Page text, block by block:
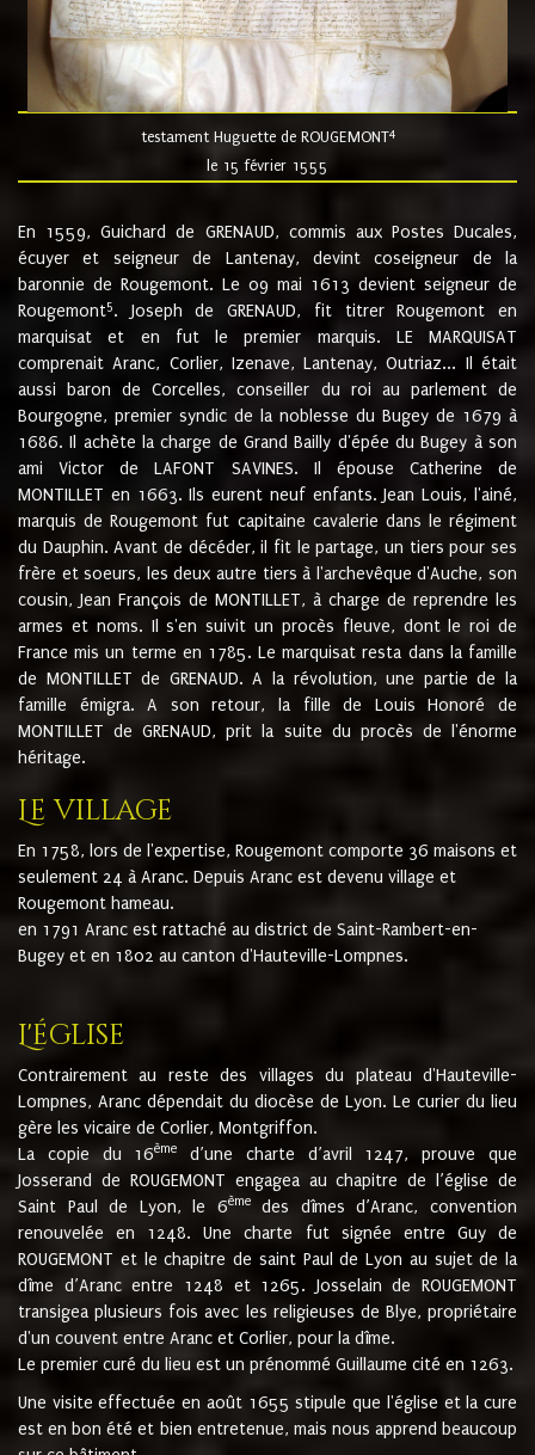
testament Huguette de ROUGEMONT4
le 15 février 1555
En 1559, Guichard de GRENAUD, commis aux Postes Ducales,
écuyer et seigneur de Lantenay, devint coseigneur de la
baronnie de Rougemont. Le 09 mai 1613 devient seigneur de
Rougemont5. Joseph de GRENAUD, fit titrer Rougemont en
marquisat et en fut le premier marquis. LE MARQUISAT
comprenait Aranc, Corlier, Izenave, Lantenay, Outriaz... Il était
aussi baron de Corcelles, conseiller du roi au parlement de
Bourgogne, premier syndic de la noblesse du Bugey de 1679 à
1686. Il achète la charge de Grand Bailly d'épée du Bugey à son
ami Victor de LAFONT SAVINES. Il épouse Catherine de
MONTILLET en 1663. Ils eurent neuf enfants. Jean Louis, l'ainé,
marquis de Rougemont fut capitaine cavalerie dans le régiment
du Dauphin. Avant de décéder, il fit le partage, un tiers pour ses
frère et soeurs, les deux autre tiers à l'archevêque d'Auche, son
cousin, Jean François de MONTILLET, à charge de reprendre les
armes et noms. Il s'en suivit un procès fleuve, dont le roi de
France mis un terme en 1785. Le marquisat resta dans la famille
de MONTILLET de GRENAUD. A la révolution, une partie de la
famille émigra. A son retour, la fille de Louis Honoré de
MONTILLET de GRENAUD, prit la suite du procès de l'énorme
héritage.
Le village
En 1758, lors de l'expertise, Rougemont comporte 36 maisons et
seulement 24 à Aranc. Depuis Aranc est devenu village et
Rougemont hameau.
en 1791 Aranc est rattaché au district de Saint-Rambert-en-
Bugey et en 1802 au canton d'Hauteville-Lompnes.
L'église
Contrairement au reste des villages du plateau d'Hauteville-
Lompnes, Aranc dépendait du diocèse de Lyon. Le curier du lieu
gère les vicaire de Corlier, Montgriffon.
La copie du 16ème
d’une charte d’avril 1247, prouve que
Josserand de ROUGEMONT engagea au chapitre de l’église de
Saint Paul de Lyon, le 6èmedes dîmes d’Aranc, convention
renouvelée en 1248. Une charte fut signée entre Guy de
ROUGEMONT et le chapitre de saint Paul de Lyon au sujet de la
dîme d’Aranc entre 1248 et 1265. Josselain de ROUGEMONT
transigea plusieurs fois avec les religieuses de Blye, propriétaire
d'un couvent entre Aranc et Corlier, pour la dîme.
Le premier curé du lieu est un prénommé Guillaume cité en 1263.
Une visite effectuée en août 1655 stipule que l'église et la cure
est en bon été et bien entretenue, mais nous apprend beaucoup